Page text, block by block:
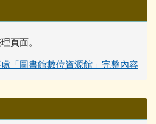
頁面。
「圖書館數位資源館」完整內容